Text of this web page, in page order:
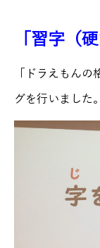
「習字（
「ドラえもん
グを行いました。